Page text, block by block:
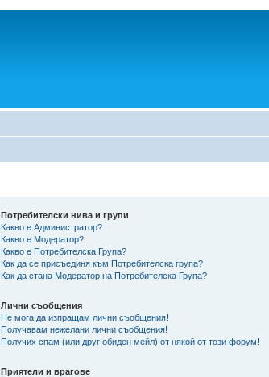
Потребителски нива и групи
Какво е Администратор?
Какво е Модератор?
Какво е Потребителска Група?
Как да се присъединя към Потребителска група?
Как да стана Модератор на Потребителска Група?
Лични съобщения
Не мога да изпращам лични съобщения!
Получавам нежелани лични съобщения!
Получих спам (или друг обиден мейл) от някой от този форум!
Приятели и врагове